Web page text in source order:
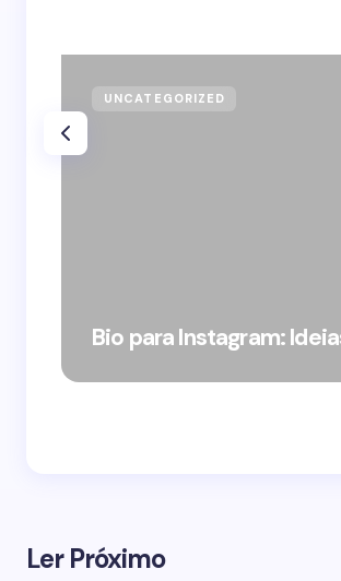
UNCATEGORIZED
Bio para Instagram:
Ler Próximo